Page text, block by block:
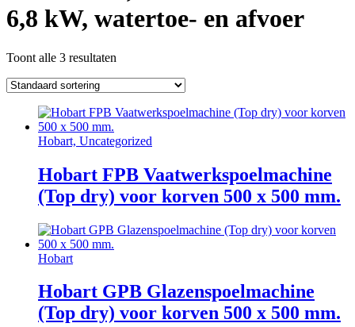
6,8 kW, watertoe- en afvoer
Toont alle 3 resultaten
Hobart, Uncategorized
Hobart FPB Vaatwerkspoelmachine
(Top dry) voor korven 500 x 500 mm.
Hobart
Hobart GPB Glazenspoelmachine
(Top dry) voor korven 500 x 500 mm.